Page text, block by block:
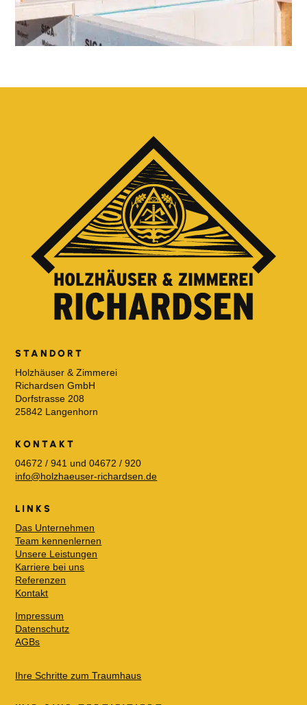
STANDORT
Holzhäuser & Zimmerei
Richardsen GmbH
Dorfstrasse 208
25842 Langenhorn
KONTAKT
04672 / 941 und 04672 / 920
info@holzhaeuser-richardsen.de
LINKS
Das Unternehmen
Team kennenlernen
Unsere Leistungen
Karriere bei uns
Referenzen
Kontakt
Impressum
Datenschutz
AGBs
Ihre Schritte zum Traumhaus